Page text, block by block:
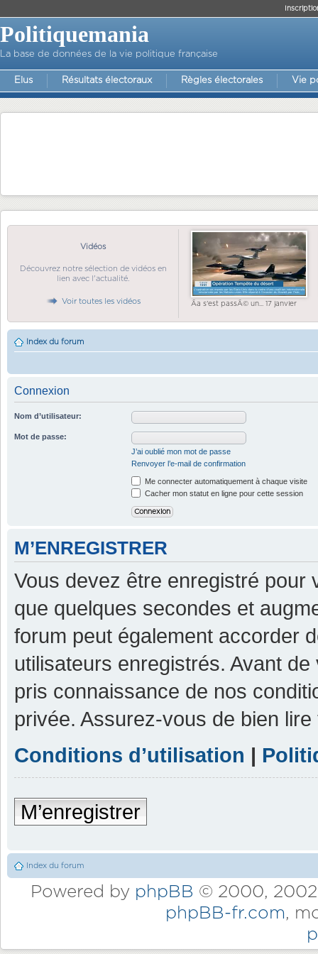
Politiquemania
La base de données de la vie politique française
Elus Résultats électoraux Règles électorales Vie
Vidéos
Découvrez notre sélection de vidéos en
lien avec l'actualité.
Voir toutes les vidéos Ãa s'est passÃ© un... 17 janvier
Index du forum
Connexion
Nom d’utilisateur:
Mot de passe:
J’ai oublié mon mot de passe
Renvoyer l’e-mail de confirmation
Me connecter automatiquement à chaque visite
Cacher mon statut en ligne pour cette session
M’ENREGISTRER
Vous devez être enregistré pour
que quelques secondes et
forum peut également accorder
utilisateurs enregistrés. Avant
pris connaissance de nos
privée. Assurez-vous de bien
Conditions d’utilisation |
M’enregistrer
Index du forum
Powered by phpBB © 2000,
phpBB-fr.com,